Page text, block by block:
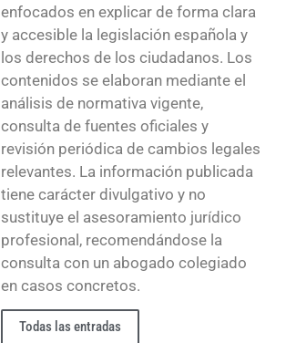
enfocados en explicar de forma clara
y accesible la legislación española y
los derechos de los ciudadanos. Los
contenidos se elaboran mediante el
análisis de normativa vigente,
consulta de fuentes oficiales y
revisión periódica de cambios legales
relevantes. La información publicada
tiene carácter divulgativo y no
sustituye el asesoramiento jurídico
profesional, recomendándose la
consulta con un abogado colegiado
en casos concretos.
Todas las entradas